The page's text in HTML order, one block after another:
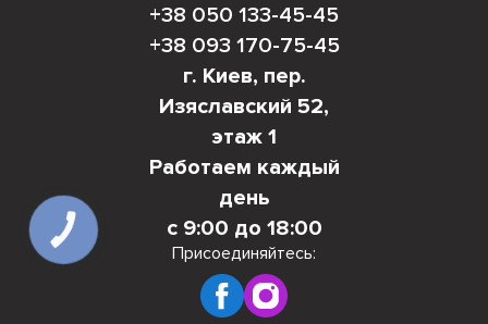
+38 050 133-45-45
+38 093 170-75-45
г. Киев, пер.
Изяславский 52,
этаж 1
Работаем каждый
день
с 9:00 до 18:00
Присоединяйтесь:
КНОПКА
СВЯЗИ